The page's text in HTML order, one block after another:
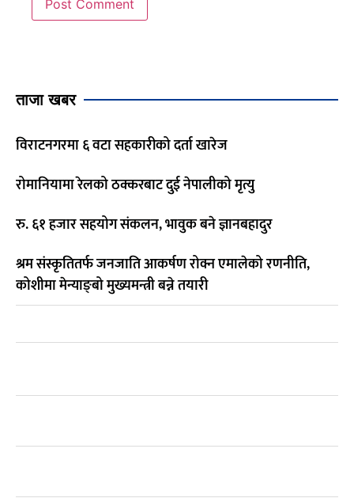
ताजा खबर
विराटनगरमा ६ वटा सहकारीको दर्ता खारेज
रोमानियामा रेलको ठक्करबाट दुई नेपालीको मृत्यु
रु. ६१ हजार सहयोग संकलन, भावुक बने ज्ञानबहादुर
श्रम संस्कृतितर्फ जनजाति आकर्षण रोक्न एमालेको रणनीति,
कोशीमा मेन्याङ्बो मुख्यमन्त्री बन्ने तयारी